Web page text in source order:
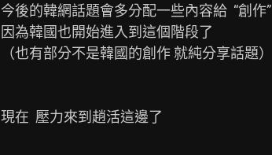
今後的韓網話題會多分配一些內容給  “創作”
因為韓國也開始進入到這個階段了
（也有部分不是韓國的創作 就純分享話題）
現在  壓力來到趙活這邊了